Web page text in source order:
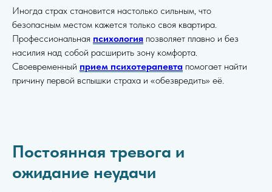
Иногда страх становится настолько сильным, что
безопасным местом кажется только своя квартира.
Профессиональная психология позволяет плавно и без
насилия над собой расширить зону комфорта.
Своевременный прием психотерапевта помогает найти
причину первой вспышки страха и «обезвредить» её.
Постоянная тревога и
ожидание неудачи